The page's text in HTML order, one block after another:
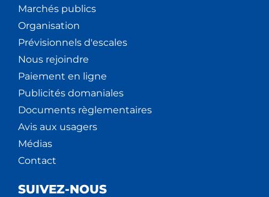
Marchés publics
Organisation
Prévisionnels d'escales
Nous rejoindre
Paiement en ligne
Publicités domaniales
Documents règlementaires
Avis aux usagers
Médias
Contact
SUIVEZ-NOUS